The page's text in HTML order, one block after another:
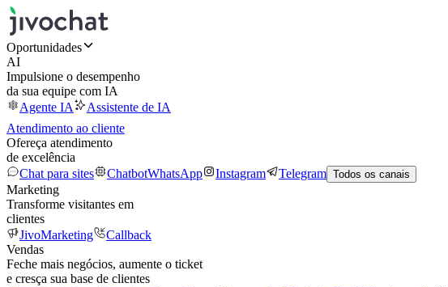
Oportunidades
AI
Impulsione o desempenho
da sua equipe com IA
Agente IA
Assistente de IA
Atendimento ao cliente
Ofereça atendimento
de excelência
Chat para sites
ChatbotWhatsApp Instagram Telegram Todos os canais
Marketing
Transforme visitantes em
clientes
JivoMarketing
Callback
Vendas
Feche mais negócios, aumente o ticket
e cresça sua base de clientes